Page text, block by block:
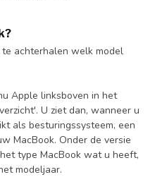
te achterhalen welk model
Apple linksboven in het
U ziet dan, wanneer u
als besturingssysteem, een
MacBook. Onder de versie
type MacBook wat u heeft,
modeljaar.